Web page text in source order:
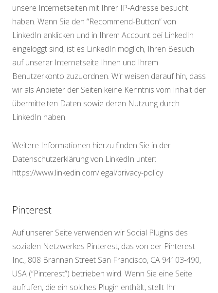
unsere Internetseiten mit Ihrer IP-Adresse besucht
haben. Wenn Sie den “Recommend-Button” von
LinkedIn anklicken und in Ihrem Account bei LinkedIn
eingeloggt sind, ist es LinkedIn möglich, Ihren Besuch
auf unserer Internetseite Ihnen und Ihrem
Benutzerkonto zuzuordnen. Wir weisen darauf hin, dass
wir als Anbieter der Seiten keine Kenntnis vom Inhalt der
übermittelten Daten sowie deren Nutzung durch
LinkedIn haben.
Weitere Informationen hierzu finden Sie in der
Datenschutzerklärung von LinkedIn unter:
https://www.linkedin.com/legal/privacy-policy
Pinterest
Auf unserer Seite verwenden wir Social Plugins des
sozialen Netzwerkes Pinterest, das von der Pinterest
Inc., 808 Brannan Street San Francisco, CA 94103-490,
USA (“Pinterest”) betrieben wird. Wenn Sie eine Seite
aufrufen, die ein solches Plugin enthält, stellt Ihr